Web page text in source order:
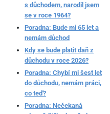
s důchodem, narodil jsem
se v roce 1964?
Poradna: Bude mi 65 let a
nemám důchod
Kdy se bude platit daň z
důchodu v roce 2026?
Poradna: Chybí mi šest let
do důchodu, nemám práci,
co teď?
Poradna: Nečekaná